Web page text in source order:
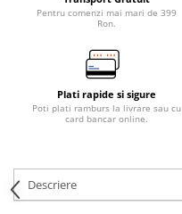
Pentru comenzi mai mari de 399
Ron.
Plati rapide si sigure
Poti plati ramburs la livrare sau cu
card bancar online.
Descriere